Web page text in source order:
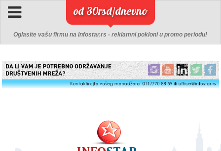
od 30rsd/dnevno
Oglasite vašu firmu na Infostar.rs - reklamni pokloni u promo periodu!